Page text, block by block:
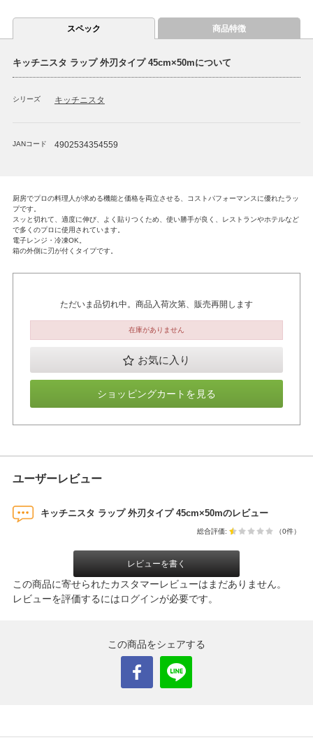
スペック 商品特徴
キッチニスタ ラップ 外刃タイプ 45cm×50mについて
シリーズ キッチニスタ
JANコード 4902534354559
厨房でプロの料理人が求める機能と価格を両立させる、コストパフォーマンスに優れたラッ
プです。
スッと切れて、適度に伸び、よく貼りつくため、使い勝手が良く、レストランやホテルなど
で多くのプロに使用されています。
電子レンジ・冷凍OK。
箱の外側に刃が付くタイプです。
ただいま品切れ中。商品入荷次第、販売再開します
在庫がありません
お気に入り
ショッピングカートを見る
ユーザーレビュー
キッチニスタ ラップ 外刃タイプ 45cm×50mのレビュー
総合評価: （0件）
レビューを書く
この商品に寄せられたカスタマーレビューはまだありません。
レビューを評価するにはログインが必要です。
この商品をシェアする